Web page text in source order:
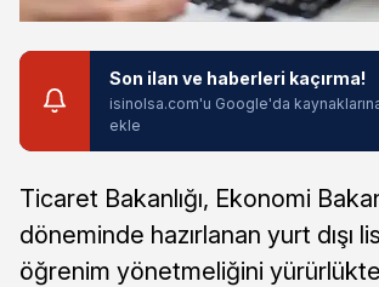
Son ilan ve haberleri kaçırma!
isinolsa.com'u Google'da
ekle
Ticaret Bakanlığı, Ekonomi
döneminde hazırlanan yurt dışı
öğrenim yönetmeliğini